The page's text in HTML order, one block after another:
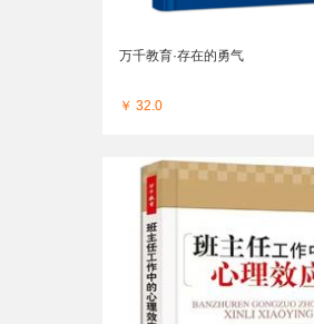
万千教育·存在的勇气
￥ 32.0